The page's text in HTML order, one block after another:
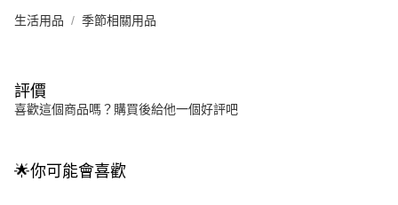
生活用品 季節相關用品
評價
喜歡這個商品嗎？購買後給他一個好評吧
🌟你可能會喜歡